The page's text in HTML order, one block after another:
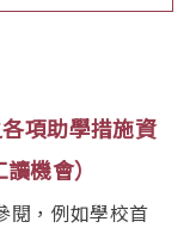
項助學措施資
機會）
，例如學校首